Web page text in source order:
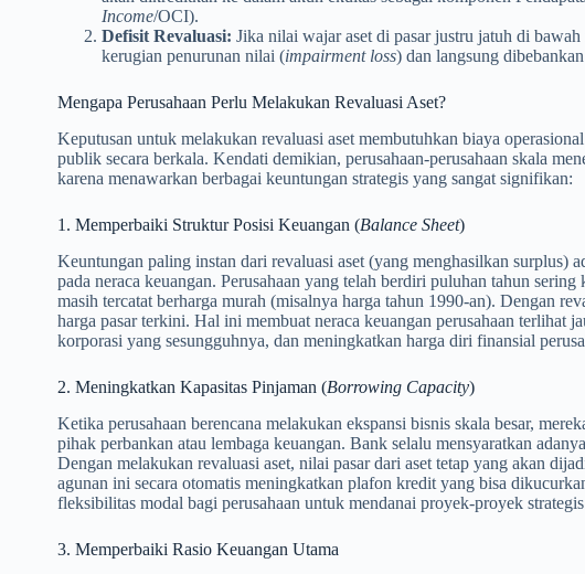
Income/OCI).
Defisit Revaluasi: Jika nilai wajar aset di pasar justru jatuh di
kerugian penurunan nilai (impairment loss) dan langsung
Mengapa Perusahaan Perlu Melakukan Revaluasi Aset?
Keputusan untuk melakukan revaluasi aset membutuhkan biaya
publik secara berkala. Kendati demikian, perusahaan-perusahaan skala
karena menawarkan berbagai keuntungan strategis yang sangat signifikan:
1. Memperbaiki Struktur Posisi Keuangan (Balance Sheet)
Keuntungan paling instan dari revaluasi aset (yang menghasilkan surplus)
pada neraca keuangan. Perusahaan yang telah berdiri puluhan tahun
masih tercatat berharga murah (misalnya harga tahun 1990-an). Dengan
harga pasar terkini. Hal ini membuat neraca keuangan perusahaan terlihat
korporasi yang sesungguhnya, dan meningkatkan harga diri finansial
2. Meningkatkan Kapasitas Pinjaman (Borrowing Capacity)
Ketika perusahaan berencana melakukan ekspansi bisnis skala besar,
pihak perbankan atau lembaga keuangan. Bank selalu mensyaratkan
Dengan melakukan revaluasi aset, nilai pasar dari aset tetap yang akan
agunan ini secara otomatis meningkatkan plafon kredit yang bisa
fleksibilitas modal bagi perusahaan untuk mendanai proyek-proyek
3. Memperbaiki Rasio Keuangan Utama